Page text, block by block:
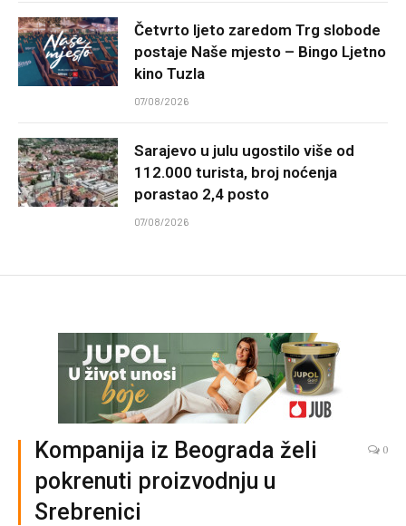
Četvrto ljeto zaredom Trg slobode
postaje Naše mjesto – Bingo Ljetno
kino Tuzla
07/08/2026
Sarajevo u julu ugostilo više od
112.000 turista, broj noćenja
porastao 2,4 posto
07/08/2026
Kompanija iz Beograda želi
pokrenuti proizvodnju u
Srebrenici
0